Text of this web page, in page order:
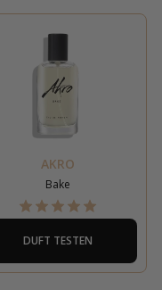
AKRO
Bake
DUFT TESTEN